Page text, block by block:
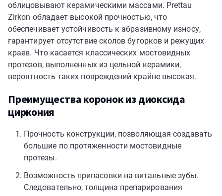
облицовывают керамическими массами. Prettau
Zirkon обладает высокой прочностью, что
обеспечивает устойчивость к абразивному износу,
гарантирует отсутствие сколов бугорков и режущих
краев. Что касается классических мостовидных
протезов, выполненных из цельной керамики,
вероятность таких повреждений крайне высокая.
Преимущества коронок из диоксида
циркония
Прочность конструкции, позволяющая создавать
большие по протяженности мостовидные
протезы.
Возможность припасовки на витальные зубы.
Следовательно, толщина препарирования